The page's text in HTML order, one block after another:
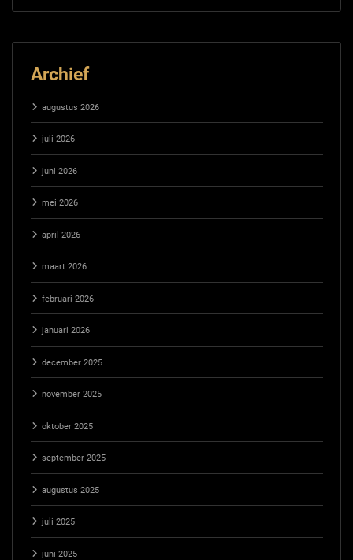
Archief
augustus 2026
juli 2026
juni 2026
mei 2026
april 2026
maart 2026
februari 2026
januari 2026
december 2025
november 2025
oktober 2025
september 2025
augustus 2025
juli 2025
juni 2025